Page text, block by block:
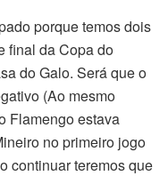
porque temos dois
final da Copa do
do Galo. Será que o
(Ao mesmo
Flamengo estava
no primeiro jogo
continuar teremos que